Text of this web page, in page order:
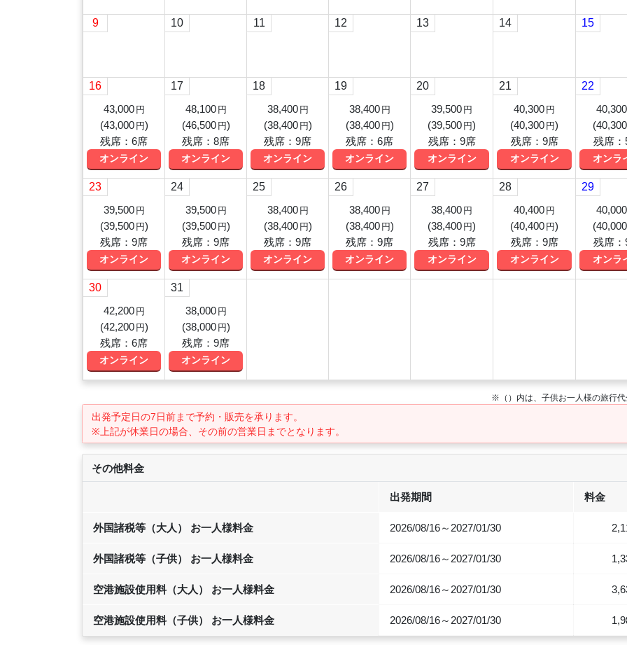
9 10 11 12 13 14 15
16
43,000 円
(43,000 円)
残席：6席
オンライン
17
48,100 円
(46,500 円)
残席：8席
オンライン
18
38,400 円
(38,400 円)
残席：9席
オンライン
19
38,400 円
(38,400 円)
残席：6席
オンライン
20
39,500 円
(39,500 円)
残席：9席
オンライン
21
40,300 円
(40,300 円)
残席：9席
オンライン
22
40,300
(40,300
残席：
オンラ
23
39,500 円
(39,500 円)
残席：9席
オンライン
24
39,500 円
(39,500 円)
残席：9席
オンライン
25
38,400 円
(38,400 円)
残席：9席
オンライン
26
38,400 円
(38,400 円)
残席：9席
オンライン
27
38,400 円
(38,400 円)
残席：9席
オンライン
28
40,400 円
(40,400 円)
残席：9席
オンライン
29
40,000
(40,000
残席：
オンラ
30
42,200 円
(42,200 円)
残席：6席
オンライン
31
38,000 円
(38,000 円)
残席：9席
オンライン
※（）内は、子供お一人様の旅行
出発予定日の7日前まで予約・販売を承ります。
※上記が休業日の場合、その前の営業日までとなります。
その他料金
出発期間 料金
外国諸税等（大人） お一人様料金 2026/08/16～2027/01/30
外国諸税等（子供） お一人様料金 2026/08/16～2027/01/30
空港施設使用料（大人） お一人様料金 2026/08/16～2027/01/30
空港施設使用料（子供） お一人様料金 2026/08/16～2027/01/30